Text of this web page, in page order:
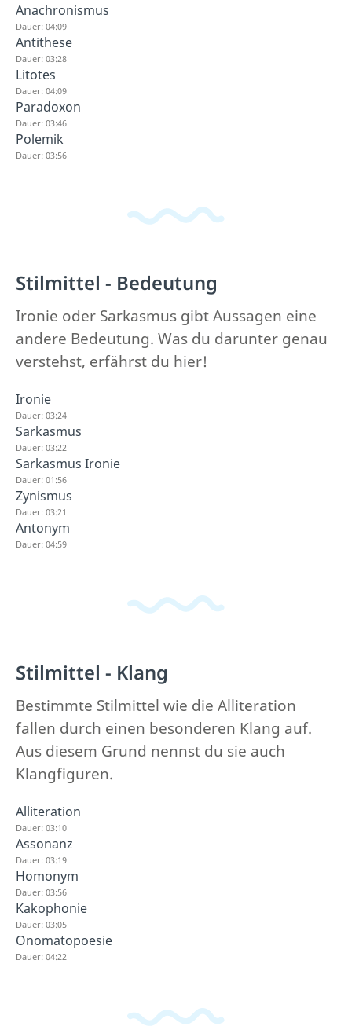
Anachronismus
Dauer: 04:09
Antithese
Dauer: 03:28
Litotes
Dauer: 04:09
Paradoxon
Dauer: 03:46
Polemik
Dauer: 03:56
Stilmittel - Bedeutung
Ironie oder Sarkasmus gibt Aussagen eine
andere Bedeutung. Was du darunter genau
verstehst, erfährst du hier!
Ironie
Dauer: 03:24
Sarkasmus
Dauer: 03:22
Sarkasmus Ironie
Dauer: 01:56
Zynismus
Dauer: 03:21
Antonym
Dauer: 04:59
Stilmittel - Klang
Bestimmte Stilmittel wie die Alliteration
fallen durch einen besonderen Klang auf.
Aus diesem Grund nennst du sie auch
Klangfiguren.
Alliteration
Dauer: 03:10
Assonanz
Dauer: 03:19
Homonym
Dauer: 03:56
Kakophonie
Dauer: 03:05
Onomatopoesie
Dauer: 04:22